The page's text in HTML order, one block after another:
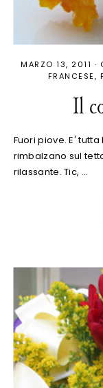
MARZO 13, 2011 ·
FRANCESE
Il
Fuori piove. E'
rimbalzano sul
rilassante. Tic, …